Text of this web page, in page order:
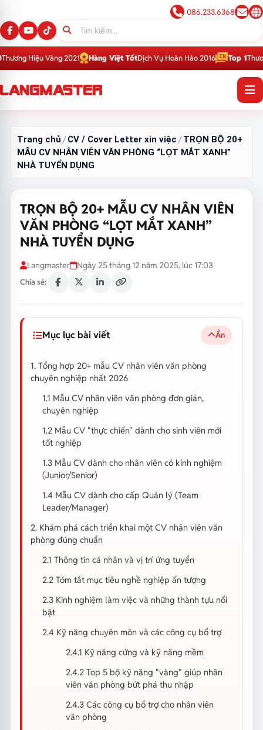
086.233.6368
2021 Hàng Việt TốtDịch Vụ Hoàn Hảo 2016 Top 1Thương Hiệu Giáo
Trang chủ /CV / Cover Letter xin việc /TRỌN BỘ 20+
MẪU CV NHÂN VIÊN VĂN PHÒNG “LỌT MẮT XANH”
NHÀ TUYỂN DỤNG
TRỌN BỘ 20+ MẪU CV NHÂN VIÊN
VĂN PHÒNG “LỌT MẮT XANH”
NHÀ TUYỂN DỤNG
Langmaster Ngày 25 tháng 12 năm 2025, lúc 17:03
Chia sẻ:
Mục lục bài viết Ẩn
1. Tổng hợp 20+ mẫu CV nhân viên văn phòng
chuyên nghiệp nhất 2026
1.1 Mẫu CV nhân viên văn phòng đơn giản,
chuyên nghiệp
1.2 Mẫu CV "thực chiến" dành cho sinh viên mới
tốt nghiệp
1.3 Mẫu CV dành cho nhân viên có kinh nghiệm
(Junior/Senior)
1.4 Mẫu CV dành cho cấp Quản lý (Team
Leader/Manager)
2. Khám phá cách triển khai một CV nhân viên văn
phòng đúng chuẩn
2.1 Thông tin cá nhân và vị trí ứng tuyển
2.2 Tóm tắt mục tiêu nghề nghiệp ấn tượng
2.3 Kinh nghiệm làm việc và những thành tựu nổi
bật
2.4 Kỹ năng chuyên môn và các công cụ bổ trợ
2.4.1 Kỹ năng cứng và kỹ năng mềm
2.4.2 Top 5 bộ kỹ năng "vàng" giúp nhân
viên văn phòng bứt phá thu nhập
2.4.3 Các công cụ bổ trợ cho nhân viên
văn phòng